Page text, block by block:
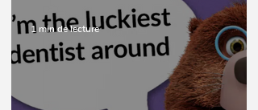
1 min de lecture